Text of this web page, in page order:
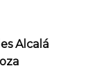
Alcalá